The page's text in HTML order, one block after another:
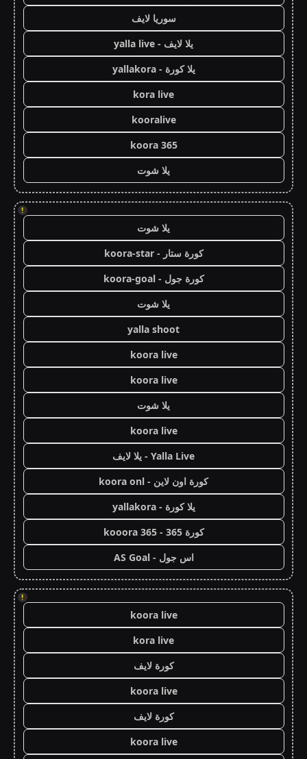
سوريا لايف
يلا لايف - yalla live
يلا كورة - yallakora
kora live
kooralive
koora 365
يلا شوت
!
يلا شوت
كورة ستار - koora-star
كورة جول - koora-goal
يلا شوت
yalla shoot
koora live
koora live
يلا شوت
koora live
Yalla Live - يلا لايف
كورة اون لاين - koora onl
يلا كورة - yallakora
كورة 365 - kooora 365
اس جول - AS Goal
!
koora live
kora live
كورة لايف
koora live
كورة لايف
koora live